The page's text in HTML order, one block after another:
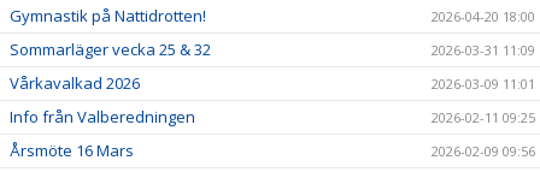
Gymnastik på Nattidrotten! 2026-04-20 18:00
Sommarläger vecka 25 & 32 2026-03-31 11:09
Vårkavalkad 2026 2026-03-09 11:01
Info från Valberedningen 2026-02-11 09:25
Årsmöte 16 Mars 2026-02-09 09:56